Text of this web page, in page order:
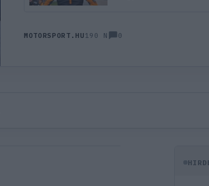
MOTORSPORT.HU 190 N 0